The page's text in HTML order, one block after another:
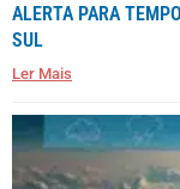
ALERTA PARA
SUL
Ler Mais